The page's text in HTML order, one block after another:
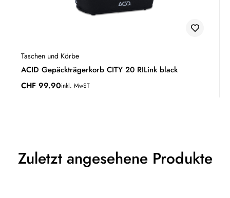
Taschen und Körbe
ACID Gepäckträgerkorb CITY 20 RILink black
CHF 99.90inkl. MwST
Zuletzt angesehene Produkte